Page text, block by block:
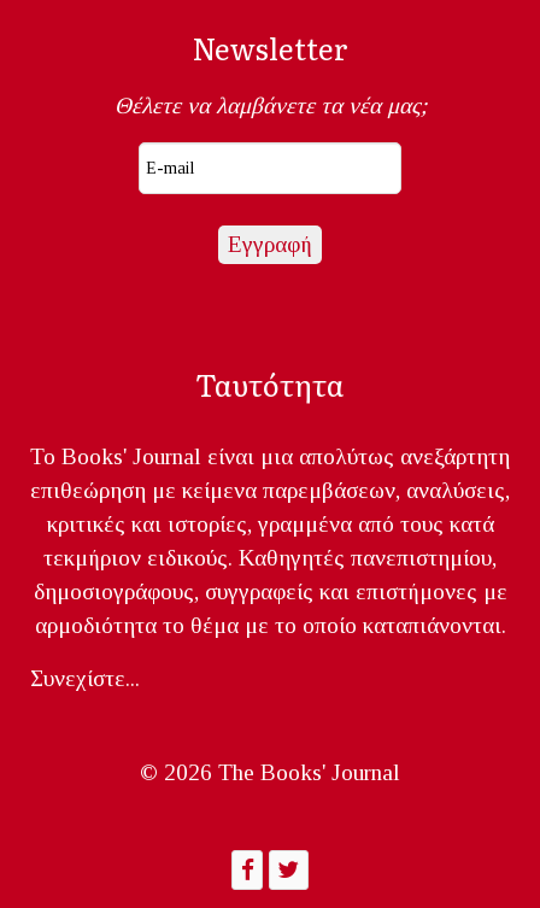
Newsletter
Θέλετε να λαμβάνετε τα νέα μας;
Ταυτότητα
Το Books' Journal είναι μια απολύτως ανεξάρτητη
επιθεώρηση με κείμενα παρεμβάσεων, αναλύσεις,
κριτικές και ιστορίες, γραμμένα από τους κατά
τεκμήριον ειδικούς. Καθηγητές πανεπιστημίου,
δημοσιογράφους, συγγραφείς και επιστήμονες με
αρμοδιότητα το θέμα με το οποίο καταπιάνονται.
Συνεχίστε...
© 2026 The Books' Journal